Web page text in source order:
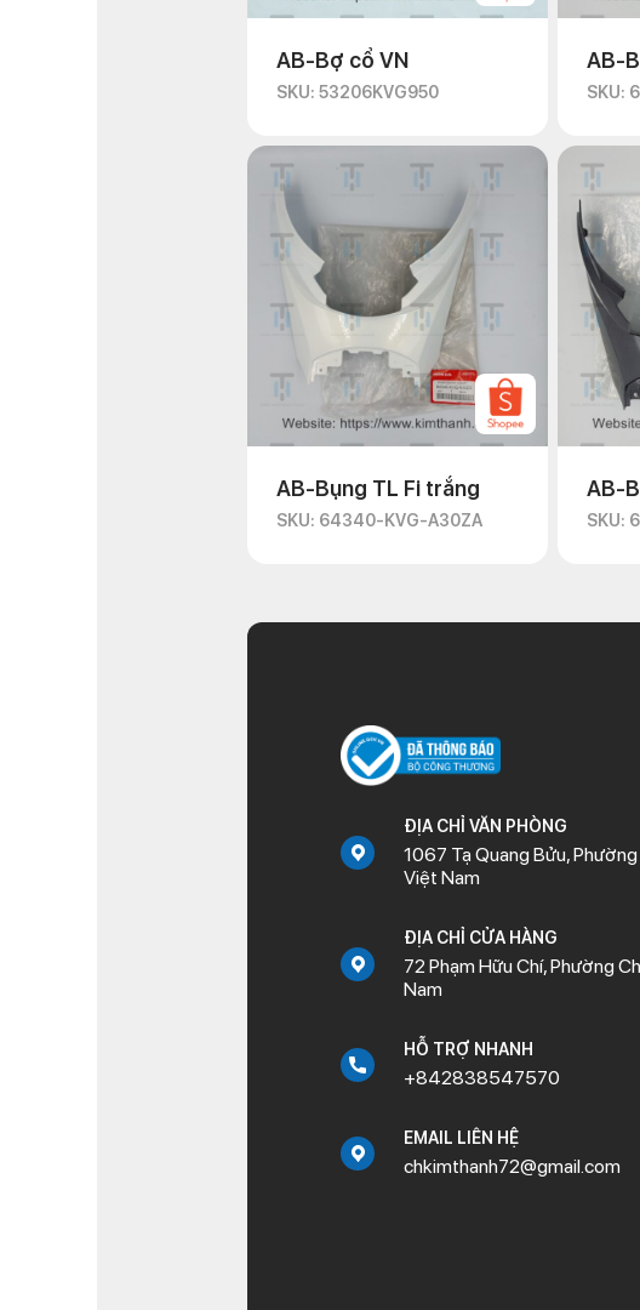
AB-Bợ cổ VN
SKU: 53206KVG950
AB-
SKU:
AB-Bụng TL Fi trắng
SKU: 64340-KVG-A30ZA
AB-
SKU:
ĐỊA CHỈ VĂN PHÒNG
1067 Tạ Quang Bửu,
Việt Nam
ĐỊA CHỈ CỬA HÀNG
72 Phạm Hữu Chí, Phường
Nam
HỖ TRỢ NHANH
+842838547570
EMAIL LIÊN HỆ
chkimthanh72@gmail.com